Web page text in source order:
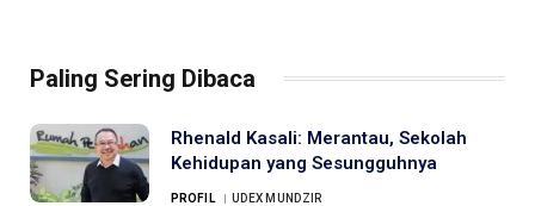
Paling Sering Dibaca
Rhenald Kasali: Merantau, Sekolah
Kehidupan yang Sesungguhnya
PROFIL UDEX MUNDZIR